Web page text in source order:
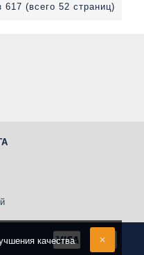
(всего 52 страниц)
качества